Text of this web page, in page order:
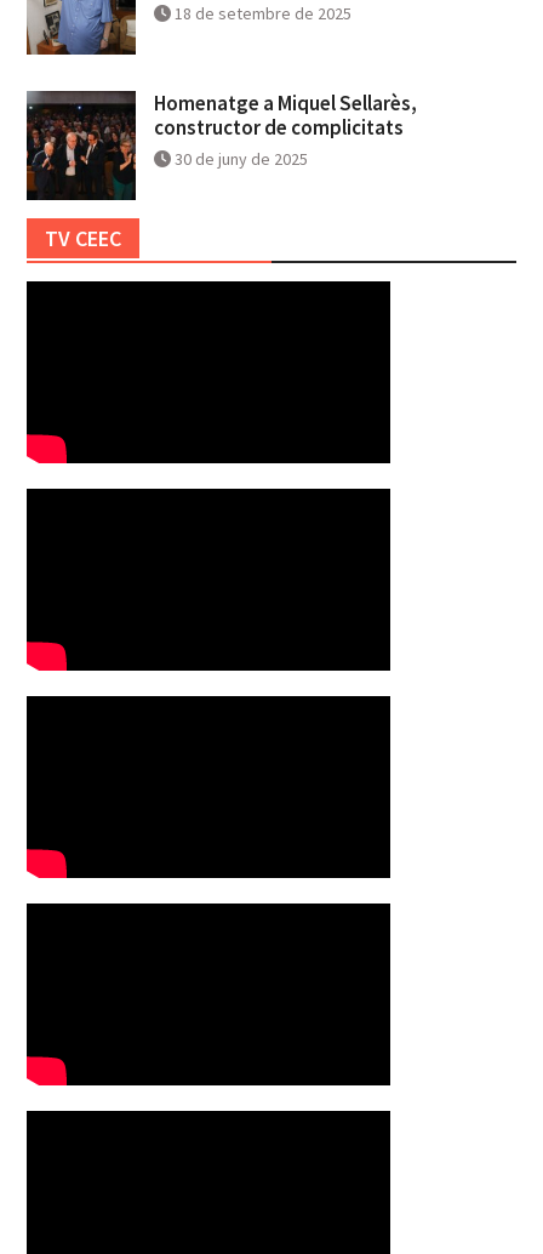
18 de setembre de 2025
Homenatge a Miquel Sellarès,
constructor de complicitats
30 de juny de 2025
TV CEEC